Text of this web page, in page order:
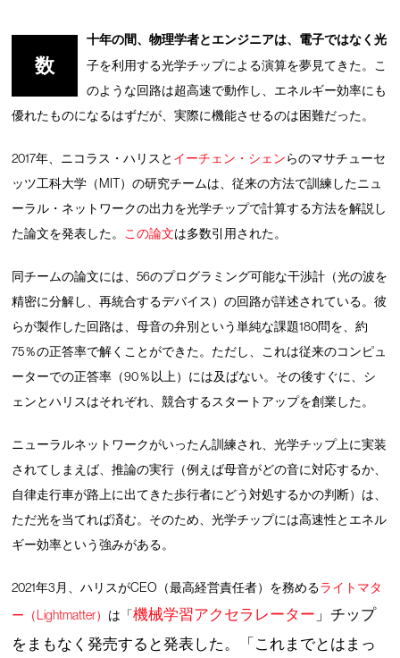
数
十年の間、物理学者とエンジニアは、電子ではなく光
子を利用する光学チップによる演算を夢見てきた。こ
のような回路は超高速で動作し、エネルギー効率にも
優れたものになるはずだが、実際に機能させるのは困難だった。
2017年、ニコラス・ハリスと イーチェン・シェンらのマサチューセ
ッツ工科大学（MIT）の研究チームは、従来の方法で訓練したニュ
ーラル・ネットワークの出力を光学チップで計算する方法を解説し
た論文を発表した。 この論文は多数引用された。
同チームの論文には、56のプログラミング可能な干渉計（光の波を
精密に分解し、再統合するデバイス）の回路が詳述されている。彼
らが製作した回路は、母音の弁別という単純な課題180問を、約
75％の正答率で解くことができた。ただし、これは従来のコンピュ
ーターでの正答率（90％以上）には及ばない。その後すぐに、シ
ェンとハリスはそれぞれ、競合するスタートアップを創業した。
ニューラルネットワークがいったん訓練され、光学チップ上に実装
されてしまえば、推論の実行（例えば母音がどの音に対応するか、
自律走行車が路上に出てきた歩行者にどう対処するかの判断）は、
ただ光を当てれば済む。そのため、光学チップには高速性とエネル
ギー効率という強みがある。
2021年3月、ハリスがCEO（最高経営責任者）を務めるライトマタ
ー（Lightmatter） は「機械学習アクセラレーター 」チップ
をまもなく発売すると発表した。「これまでとはまっ